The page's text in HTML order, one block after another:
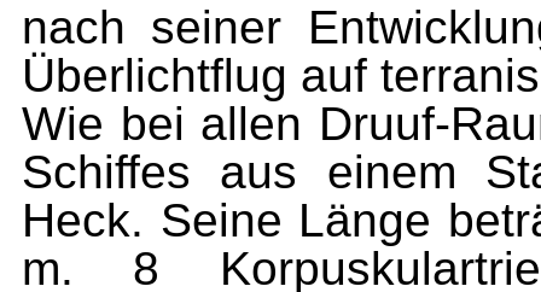
nach seiner
Überlichtflug auf
Wie bei allen Druuf-
Schiffes aus einem
Heck. Seine Länge
m. 8